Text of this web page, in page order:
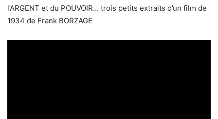
l’ARGENT et du POUVOIR… trois petits extraits d’un film de
1934 de Frank BORZAGE